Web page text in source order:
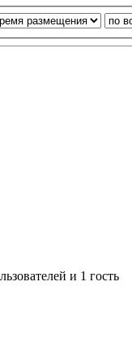
и 1 гость